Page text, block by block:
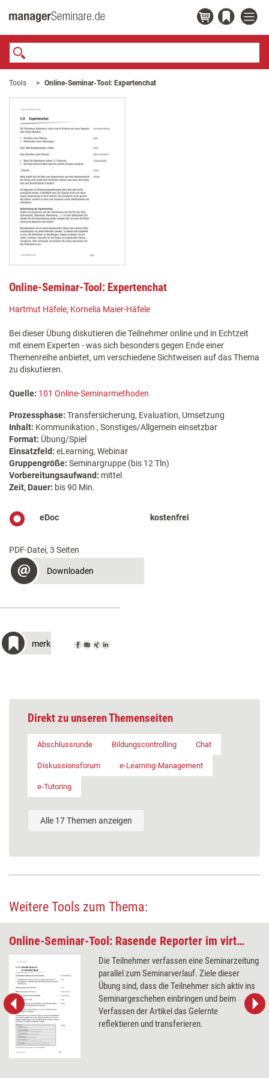
Tools Online-Seminar-Tool: Expertenchat
Online-Seminar-Tool: Expertenchat
Hartmut Häfele, Kornelia Maier-Häfele
Bei dieser Übung diskutieren die Teilnehmer online und in Echtzeit
mit einem Experten - was sich besonders gegen Ende einer
Themenreihe anbietet, um verschiedene Sichtweisen auf das Thema
zu diskutieren.
Quelle: 101 Online-Seminarmethoden
Prozessphase: Transfersicherung, Evaluation, Umsetzung
Inhalt: Kommunikation , Sonstiges/Allgemein einsetzbar
Format: Übung/Spiel
Einsatzfeld: eLearning, Webinar
Gruppengröße: Seminargruppe (bis 12 Tln)
Vorbereitungsaufwand: mittel
Zeit, Dauer: bis 90 Min.
eDoc kostenfrei
PDF-Datei, 3 Seiten
Downloaden
merken
Direkt zu unseren Themenseiten
Abschlussrunde Bildungscontrolling Chat
Diskussionsforum e-Learning-Management
e-Tutoring
Alle 17 Themen anzeigen
Weitere Tools zum Thema:
Online-Seminar-Tool: Rasende Reporter im virtuellen Raum
Die Teilnehmer verfassen eine Seminarzeitung
parallel zum Seminarverlauf. Ziele dieser
Übung sind, dass die Teilnehmer sich aktiv ins
Seminargeschehen einbringen und beim
Verfassen der Artikel das Gelernte
reflektieren und transferieren.